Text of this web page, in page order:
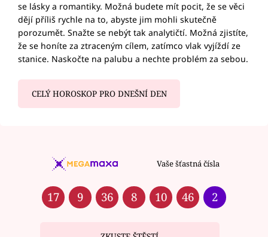
se lásky a romantiky. Možná budete mít pocit, že se věci
dějí příliš rychle na to, abyste jim mohli skutečně
porozumět. Snažte se nebýt tak analytičtí. Možná zjistíte,
že se honíte za ztraceným cílem, zatímco vlak vyjíždí ze
stanice. Naskočte na palubu a nechte problém za sebou.
CELÝ HOROSKOP PRO DNEŠNÍ DEN
Vaše šťastná čísla
17 9 36 8 10 46 2